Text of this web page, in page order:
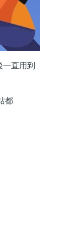
直用到
都